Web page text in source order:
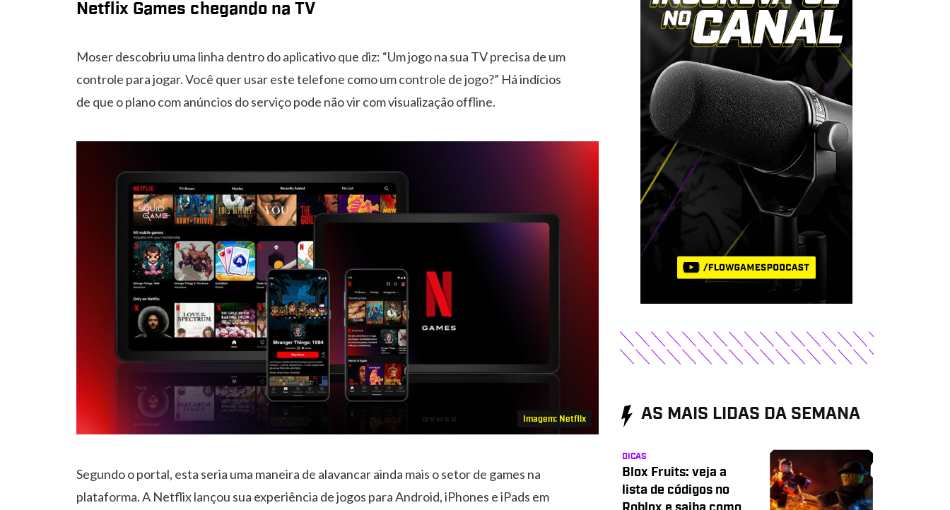
Netflix Games chegando na TV
Moser descobriu uma linha dentro do aplicativo que diz: “Um jogo na sua TV precisa de um
controle para jogar. Você quer usar este telefone como um controle de jogo?” Há indícios
de que o plano com anúncios do serviço pode não vir com visualização offline.
Imagem: Netflix
Segundo o portal, esta seria uma maneira de alavancar ainda mais o setor de games na
plataforma. A Netflix lançou sua experiência de jogos para Android, iPhones e iPads em
AS MAIS LIDAS DA SEMANA
DICAS
Blox Fruits: veja a
lista de códigos no